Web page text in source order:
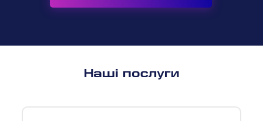
Наші послуги